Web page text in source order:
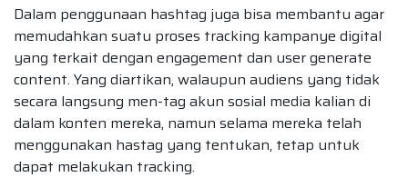
Dalam penggunaan hashtag juga bisa membantu agar
memudahkan suatu proses tracking kampanye digital
yang terkait dengan engagement dan user generate
content. Yang diartikan, walaupun audiens yang tidak
secara langsung men-tag akun sosial media kalian di
dalam konten mereka, namun selama mereka telah
menggunakan hastag yang tentukan, tetap untuk
dapat melakukan tracking.